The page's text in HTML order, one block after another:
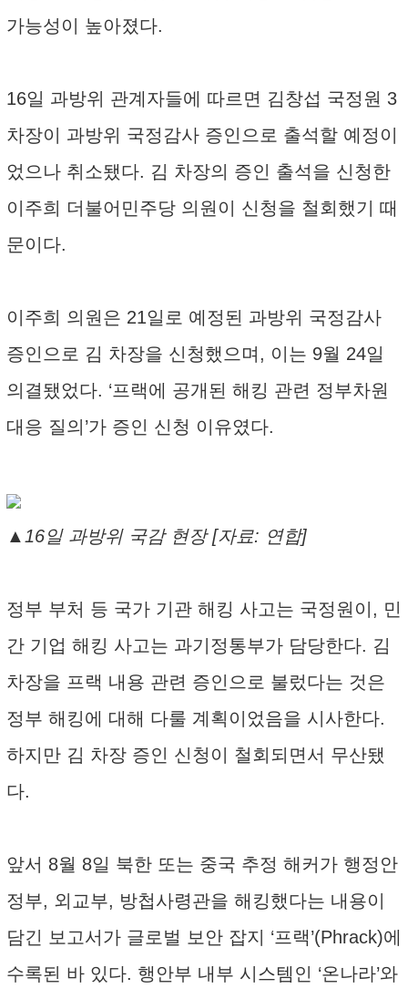
가능성이 높아졌다.
16일 과방위 관계자들에 따르면 김창섭 국정원 3
차장이 과방위 국정감사 증인으로 출석할 예정이
었으나 취소됐다. 김 차장의 증인 출석을 신청한
이주희 더불어민주당 의원이 신청을 철회했기 때
문이다.
이주희 의원은 21일로 예정된 과방위 국정감사
증인으로 김 차장을 신청했으며, 이는 9월 24일
의결됐었다. ‘프랙에 공개된 해킹 관련 정부차원
대응 질의’가 증인 신청 이유였다.
▲16일 과방위 국감 현장 [자료: 연합]
정부 부처 등 국가 기관 해킹 사고는 국정원이, 민
간 기업 해킹 사고는 과기정통부가 담당한다. 김
차장을 프랙 내용 관련 증인으로 불렀다는 것은
정부 해킹에 대해 다룰 계획이었음을 시사한다.
하지만 김 차장 증인 신청이 철회되면서 무산됐
다.
앞서 8월 8일 북한 또는 중국 추정 해커가 행정안
정부, 외교부, 방첩사령관을 해킹했다는 내용이
담긴 보고서가 글로벌 보안 잡지 ‘프랙’(Phrack)에
수록된 바 있다. 행안부 내부 시스템인 ‘온나라’와